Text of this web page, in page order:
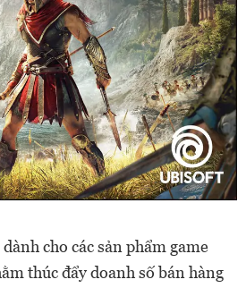
cho các sản phẩm game
thúc đẩy doanh số bán hàng